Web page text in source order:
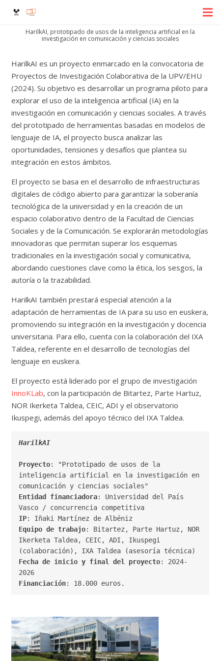
HarilkAI, prototipado de usos de la inteligencia artificial en la
investigación en comunicación y ciencias sociales
HarilkAI es un proyecto enmarcado en la convocatoria de
Proyectos de Investigación Colaborativa de la UPV/EHU
(2024). Su objetivo es desarrollar un programa piloto para
explorar el uso de la inteligencia artificial (IA) en la
investigación en comunicación y ciencias sociales. A través
del prototipado de herramientas basadas en modelos de
lenguaje de IA, el proyecto busca analizar las
oportunidades, tensiones y desafíos que plantea su
integración en estos ámbitos.
El proyecto se basa en el desarrollo de infraestructuras
digitales de código abierto para garantizar la soberanía
tecnológica de la universidad y en la creación de un
espacio colaborativo dentro de la Facultad de Ciencias
Sociales y de la Comunicación. Se explorarán metodologías
innovadoras que permitan superar los esquemas
tradicionales en la investigación social y comunicativa,
abordando cuestiones clave como la ética, los sesgos, la
autoría o la trazabilidad.
HarilkAI también prestará especial atención a la
adaptación de herramientas de IA para su uso en euskera,
promoviendo su integración en la investigación y docencia
universitaria. Para ello, cuenta con la colaboración del IXA
Taldea, referente en el desarrollo de tecnologías del
lenguaje en euskera.
El proyecto está liderado por el grupo de investigación
InnoKLab, con la participación de Bitartez, Parte Hartuz,
NOR Ikerketa Taldea, CEIC, ADI y el observatorio
Ikuspegi, además del apoyo técnico del IXA Taldea.
HarilkAI
Proyecto: "Prototipado de usos de la
inteligencia artificial en la investigación en
Entidad financiadora: Universidad del País
Vasco / concurrencia competitiva
IP
Equipo de trabajo: Bitartez, Parte Hartuz, NOR
Ikerketa Taldea, CEIC, ADI, Ikuspegi
Fecha de inicio y final del proyecto: 2024-
2026
Financiación: 18.000 euros.